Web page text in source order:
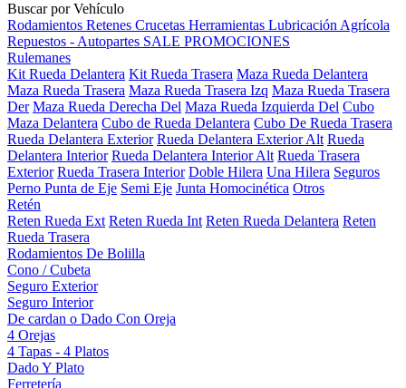
Buscar por Vehículo
Rodamientos Retenes Crucetas Herramientas Lubricación Agrícola
Repuestos - Autopartes SALE PROMOCIONES
Rulemanes
Kit Rueda Delantera Kit Rueda Trasera Maza Rueda Delantera
Maza Rueda Trasera Maza Rueda Trasera Izq Maza Rueda Trasera
Der Maza Rueda Derecha Del Maza Rueda Izquierda Del Cubo
Maza Delantera Cubo de Rueda Delantera Cubo De Rueda Trasera
Rueda Delantera Exterior Rueda Delantera Exterior Alt Rueda
Delantera Interior Rueda Delantera Interior Alt Rueda Trasera
Exterior Rueda Trasera Interior Doble Hilera Una Hilera Seguros
Perno Punta de Eje Semi Eje Junta Homocinética Otros
Retén
Reten Rueda Ext Reten Rueda Int Reten Rueda Delantera Reten
Rueda Trasera
Rodamientos De Bolilla
Cono / Cubeta
Seguro Exterior
Seguro Interior
De cardan o Dado Con Oreja
4 Orejas
4 Tapas - 4 Platos
Dado Y Plato
Ferretería